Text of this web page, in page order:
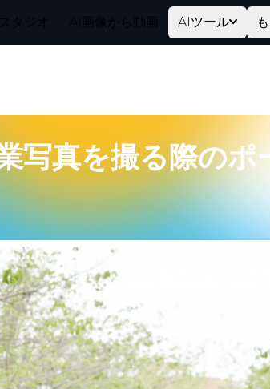
タジオ AI画像から動画 AIツール
写真を撮る際のポ